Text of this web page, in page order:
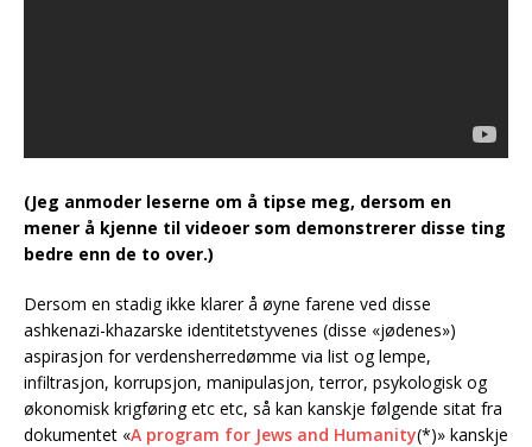
(Jeg anmoder leserne om å tipse meg, dersom en
mener å kjenne til videoer som demonstrerer disse ting
bedre enn de to over.)
Dersom en stadig ikke klarer å øyne farene ved disse
ashkenazi-khazarske identitetstyvenes (disse «jødenes»)
aspirasjon for verdensherredømme via list og lempe,
infiltrasjon, korrupsjon, manipulasjon, terror, psykologisk og
økonomisk krigføring etc etc, så kan kanskje følgende sitat fra
dokumentet «A program for Jews and Humanity(*)» kanskje